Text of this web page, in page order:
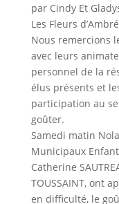
par Cindy Et
Les Fleurs
Nous remercions
avec leurs
personnel de la
élus présents et
participation au
goûter.
Samedi matin
Municipaux
Catherine
TOUSSAINT, ont
en difficulté, le